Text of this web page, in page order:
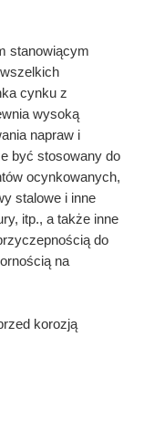
stanowiącym
cynku z
wysoką
napraw i
być stosowany do
ocynkowanych,
stalowe i inne
itp., a także inne
do
na
korozją